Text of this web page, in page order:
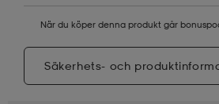
När du köper denna produkt går
Säkerhets- och